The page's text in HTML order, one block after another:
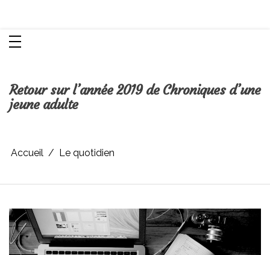
Retour sur l’année 2019 de Chroniques d’une
jeune adulte
Accueil Le quotidien